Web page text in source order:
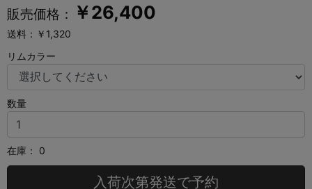
販売価格： ￥26,400
送料：￥1,320
リムカラー
数量
在庫： 0
入荷次第発送で予約